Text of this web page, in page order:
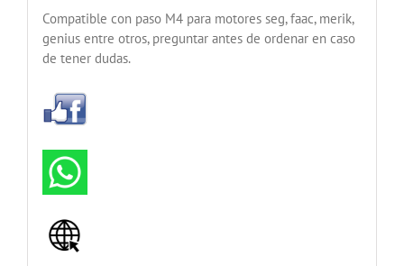
Compatible con paso M4 para motores seg, faac, merik,
genius entre otros, preguntar antes de ordenar en caso
de tener dudas.